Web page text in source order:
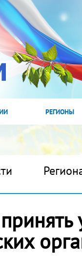
РЕГИОНЫ